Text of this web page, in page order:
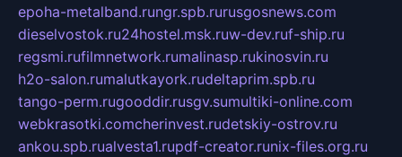
epoha-metalband.rungr.spb.rurusgosnews.com
dieselvostok.ru24hostel.msk.ruw-dev.ruf-ship.ru
regsmi.rufilmnetwork.rumalinasp.rukinosvin.ru
h2o-salon.rumalutkayork.rudeltaprim.spb.ru
tango-perm.rugooddir.rusgv.sumultiki-online.com
webkrasotki.comcherinvest.rudetskiy-ostrov.ru
ankou.spb.rualvesta1.rupdf-creator.runix-files.org.ru